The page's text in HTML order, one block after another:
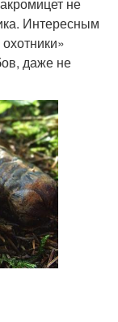
не
Интересным
даже не